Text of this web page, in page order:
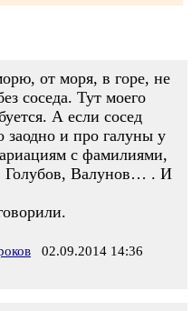
от моря, в горе, не
соседа. Тут моего
А если сосед
заодно и про галуны у
с фамилиями,
Голубов, Валунов… . И
02.09.2014 14:36